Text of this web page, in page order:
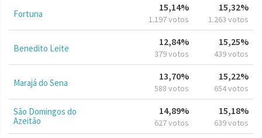
Fortuna
15,14%
1.197 votos
15,32%
1.263 votos
Benedito Leite
12,84%
379 votos
15,25%
439 votos
Marajá do Sena
13,70%
588 votos
15,22%
654 votos
São Domingos do
Azeitão
14,89%
627 votos
15,18%
639 votos